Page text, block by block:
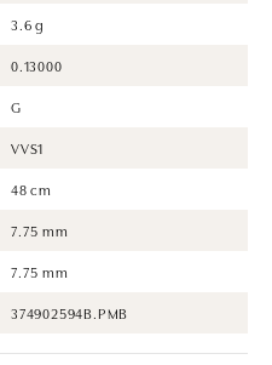
3.6 g
0.13000
G
VVS1
48 cm
7.75 mm
7.75 mm
374902594B.PMB